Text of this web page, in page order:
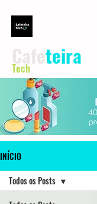
teira
Tech
INÍCIO
Todos os Posts